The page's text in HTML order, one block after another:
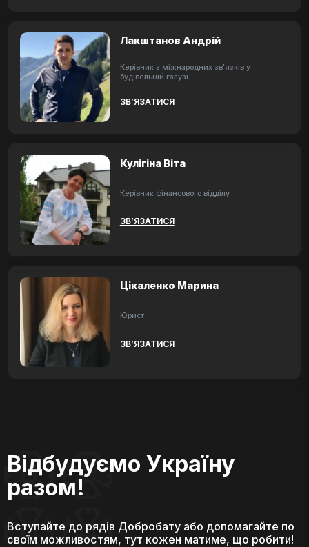
Лакштанов Андрій
Керівник з міжнародних зв'язків у
будівельній галузі
ЗВ’ЯЗАТИСЯ
Кулігіна Віта
Керівник фінансового відділу
ЗВ’ЯЗАТИСЯ
Цікаленко Марина
Юрист
ЗВ’ЯЗАТИСЯ
Відбудуємо Україну
разом!
Вступайте до рядів Добробату або допомагайте по
своїм можливостям, тут кожен матиме, що робити!